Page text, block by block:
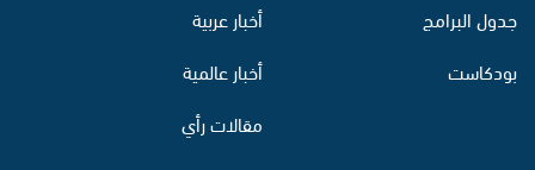
جدول البرامج
بودكاست
أخبار عربية
أخبار عالمية
مقالات رأي